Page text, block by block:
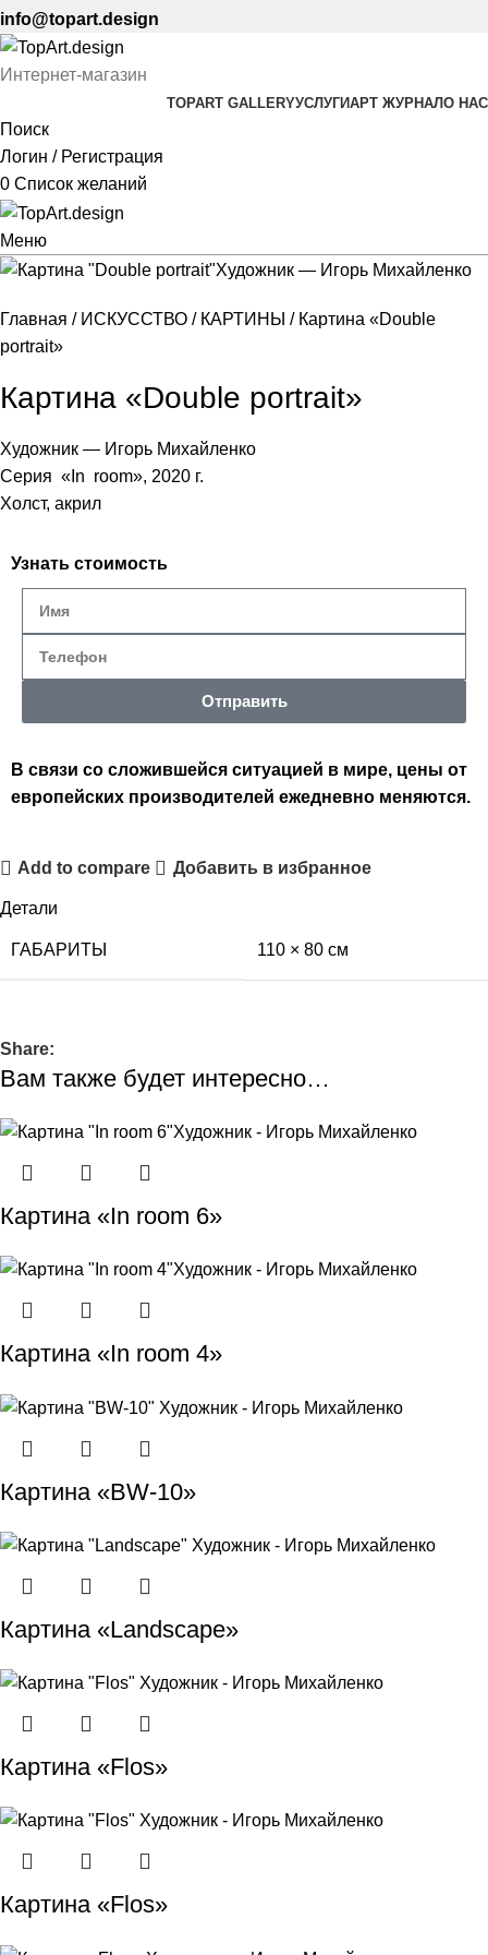
info@topart.design
Интернет-магазин
TOPART GALLERYУСЛУГИАРТ ЖУРНАЛО НАС
Поиск
Логин / Регистрация
0 Список желаний
Меню
Главная ИСКУССТВО КАРТИНЫ
Картина «Double
portrait»
Картина «Double portrait»
Художник — Игорь Михайленко
Серия «In room», 2020 г.
Холст, акрил
Узнать стоимость
Отправить
В связи со сложившейся ситуацией в мире, цены от
европейских производителей ежедневно меняются.
Add to compare Добавить в избранное
Детали
ГАБАРИТЫ 110 × 80 см
Share:
Вам также будет интересно…
Картина «In room 6»
Картина «In room 4»
Картина «BW-10»
Картина «Landscape»
Картина «Flos»
Картина «Flos»